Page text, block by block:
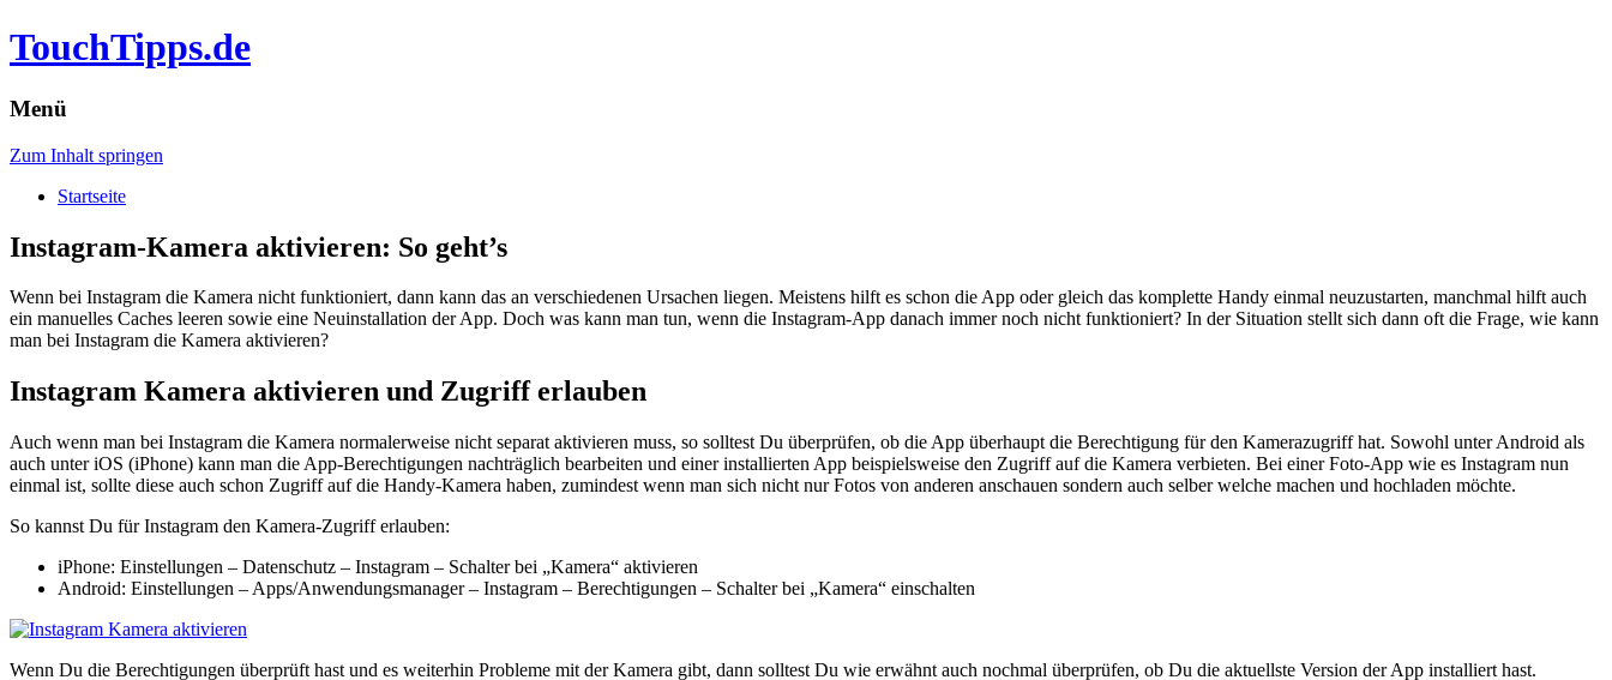
TouchTipps.de
Menü
Zum Inhalt springen
Startseite
Instagram-Kamera aktivieren: So geht’s
Wenn bei Instagram die Kamera nicht funktioniert, dann kann das an verschiedenen Ursachen liegen. Meistens hilft es schon die App oder gleich das komplette Handy einmal neuzustarten, manchmal hilft auch
ein manuelles Caches leeren sowie eine Neuinstallation der App. Doch was kann man tun, wenn die Instagram-App danach immer noch nicht funktioniert? In der Situation stellt sich dann oft die Frage, wie kann
man bei Instagram die Kamera aktivieren?
Instagram Kamera aktivieren und Zugriff erlauben
Auch wenn man bei Instagram die Kamera normalerweise nicht separat aktivieren muss, so solltest Du überprüfen, ob die App überhaupt die Berechtigung für den Kamerazugriff hat. Sowohl unter Android als
auch unter iOS (iPhone) kann man die App-Berechtigungen nachträglich bearbeiten und einer installierten App beispielsweise den Zugriff auf die Kamera verbieten. Bei einer Foto-App wie es Instagram nun
einmal ist, sollte diese auch schon Zugriff auf die Handy-Kamera haben, zumindest wenn man sich nicht nur Fotos von anderen anschauen sondern auch selber welche machen und hochladen möchte.
So kannst Du für Instagram den Kamera-Zugriff erlauben:
iPhone: Einstellungen – Datenschutz – Instagram – Schalter bei „Kamera“ aktivieren
Android: Einstellungen – Apps/Anwendungsmanager – Instagram – Berechtigungen – Schalter bei „Kamera“ einschalten
Wenn Du die Berechtigungen überprüft hast und es weiterhin Probleme mit der Kamera gibt, dann solltest Du wie erwähnt auch nochmal überprüfen, ob Du die aktuellste Version der App installiert hast.